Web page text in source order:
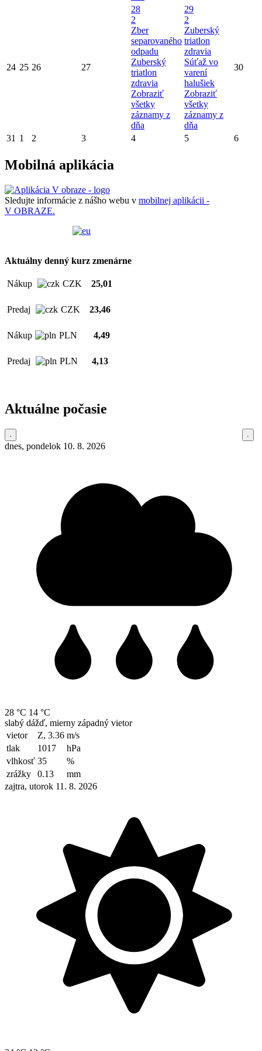
24 25 26 27
28
2
Zber
separovaného
odpadu
Zuberský
triatlon
zdravia
Zobraziť
všetky
záznamy z
dňa
29
2
Zuberský
triatlon
zdravia
Súťaž vo
varení
halušiek
Zobraziť
všetky
záznamy z
dňa
30
31 1 2 3 4 5 6
Mobilná aplikácia
Sledujte informácie z nášho webu v mobilnej aplikácii -
V OBRAZE.
Aktuálny denný kurz zmenárne
Nákup CZK 25,01
Predaj CZK 23,46
Nákup PLN 4,49
Predaj PLN 4,13
Aktuálne počasie
dnes, pondelok 10. 8. 2026
28 °C 14 °C
slabý dážď, mierny západný vietor
vietor
Z, 3.36 m/s
tlak
1017
hPa
vlhkosť 35
%
zrážky
0.13
mm
zajtra, utorok 11. 8. 2026